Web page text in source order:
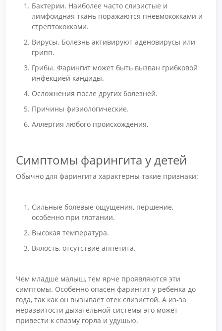
Бактерии. Наиболее часто слизистые и
лимфоидная ткань поражаются пневмококками и
стрептококками.
Вирусы. Болезнь активируют аденовирусы или
грипп.
Грибы. Фарингит может быть вызван грибковой
инфекцией кандиды.
Осложнения после других болезней.
Причины физиологические.
Аллергия любого происхождения.
Симптомы фарингита у детей
Обычно для фарингита характерны такие признаки:
Сильные болевые ощущения, першение,
особенно при глотании.
Высокая температура.
Вялость, отсутствие аппетита.
Чем младше малыш, тем ярче проявляются эти
симптомы. Особенно опасен фарингит у ребенка до
года, так как он вызывает отек слизистой. А из-за
неразвитости дыхательной системы это может
привести к спазму горла и удушью.